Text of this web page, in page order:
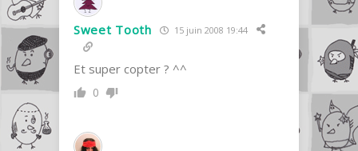
Sweet Tooth 15 juin 2008 19:44
Et super copter ? ^^
0